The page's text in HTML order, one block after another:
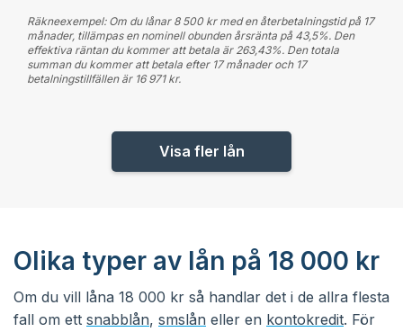
Räkneexempel: Om du lånar 8 500 kr med en återbetalningstid på 17
månader, tillämpas en nominell obunden årsränta på 43,5%. Den
effektiva räntan du kommer att betala är 263,43%. Den totala
summan du kommer att betala efter 17 månader och 17
betalningstillfällen är 16 971 kr.
Visa fler lån
Olika typer av lån på 18 000 kr
Om du vill låna 18 000 kr så handlar det i de allra flesta
fall om ett snabblån, smslån eller en kontokredit. För